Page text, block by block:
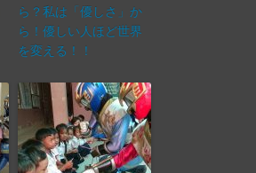
ら？私は「優しさ」か
ら！優しい人ほど世界
を変える！！